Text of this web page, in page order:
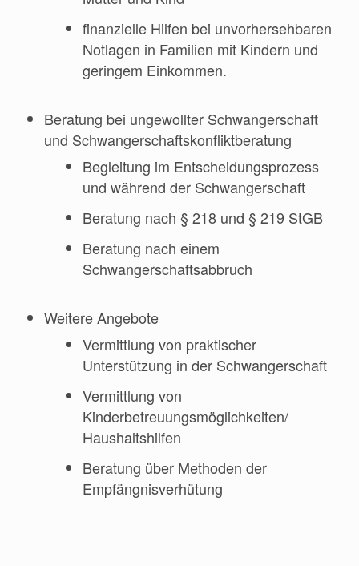
finanzielle Hilfen bei unvorhersehbaren
Notlagen in Familien mit Kindern und
geringem Einkommen.
Beratung bei ungewollter Schwangerschaft
und Schwangerschaftskonfliktberatung
Begleitung im Entscheidungsprozess
und während der Schwangerschaft
Beratung nach § 218 und § 219 StGB
Beratung nach einem
Schwangerschaftsabbruch
Weitere Angebote
Vermittlung von praktischer
Unterstützung in der Schwangerschaft
Vermittlung von
Kinderbetreuungsmöglichkeiten/
Haushaltshilfen
Beratung über Methoden der
Empfängnisverhütung